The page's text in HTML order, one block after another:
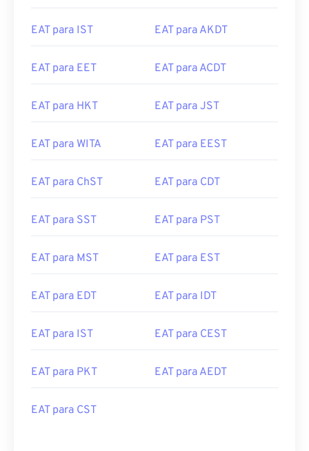
EAT para IST EAT para AKDT
EAT para EET EAT para ACDT
EAT para HKT EAT para JST
EAT para WITA EAT para EEST
EAT para ChST EAT para CDT
EAT para SST EAT para PST
EAT para MST EAT para EST
EAT para EDT EAT para IDT
EAT para IST EAT para CEST
EAT para PKT EAT para AEDT
EAT para CST